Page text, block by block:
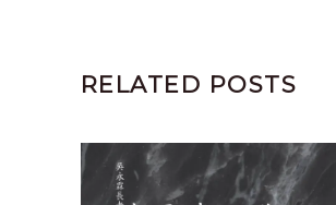
RELATED POSTS